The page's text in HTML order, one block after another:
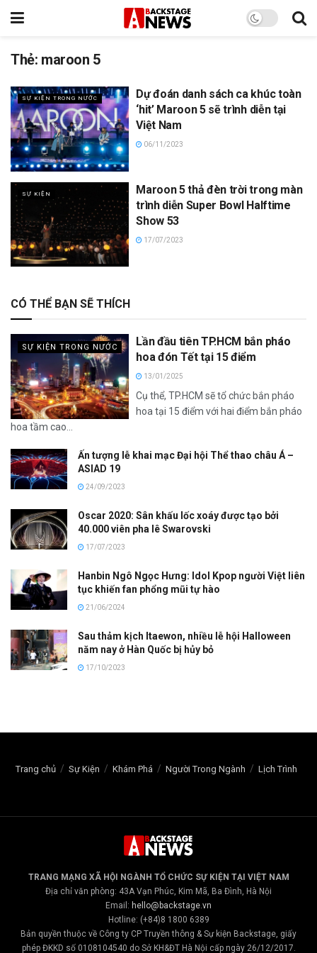
Thẻ: maroon 5
SỰ KIỆN TRONG NƯỚC
Dự đoán danh sách ca khúc toàn
‘hit’ Maroon 5 sẽ trình diễn tại
Việt Nam
06/11/2023
SỰ KIỆN
Maroon 5 thả đèn trời trong màn
trình diễn Super Bowl Halftime
Show 53
17/07/2023
CÓ THỂ BẠN SẼ THÍCH
SỰ KIỆN TRONG NƯỚC
Lần đầu tiên TP.HCM bắn pháo
hoa đón Tết tại 15 điểm
13/01/2025
Cụ thể, TP.HCM sẽ tổ chức bắn pháo
hoa tại 15 điểm với hai điểm bắn pháo
hoa tầm cao...
Ấn tượng lễ khai mạc Đại hội Thể thao châu Á –
ASIAD 19
24/09/2023
Oscar 2020: Sân khấu lốc xoáy được tạo bởi
40.000 viên pha lê Swarovski
17/07/2023
Hanbin Ngô Ngọc Hưng: Idol Kpop người Việt liên
tục khiến fan phổng mũi tự hào
21/06/2024
Sau thảm kịch Itaewon, nhiều lễ hội Halloween
năm nay ở Hàn Quốc bị hủy bỏ
17/10/2023
Trang chủ Sự Kiện Khám Phá Người Trong Ngành Lịch Trình
TRANG MẠNG XÃ HỘI NGÀNH TỔ CHỨC SỰ KIỆN TẠI VIỆT NAM
Địa chỉ văn phòng: 43A Vạn Phúc, Kim Mã, Ba Đình, Hà Nội
Email: hello@backstage.vn
Hotline: (+84)8 1800 6389
Bản quyền thuộc về Công ty CP Truyền thông & Sự kiện Backstage, giấy
phép ĐKKD số 0108104540 do Sở KH&ĐT Hà Nội cấp ngày 26/12/2017.